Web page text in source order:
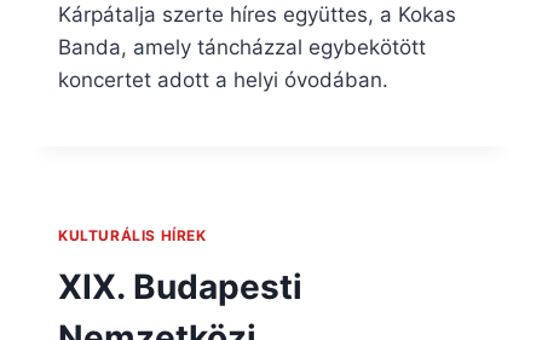
Kárpátalja szerte híres együttes, a Kokas
Banda, amely táncházzal egybekötött
koncertet adott a helyi óvodában.
KULTURÁLIS HÍREK
XIX. Budapesti